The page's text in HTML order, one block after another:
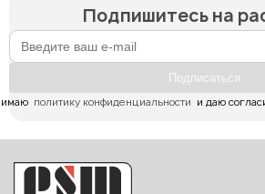
Подпишитесь на
Подпиcаться
политику конфиденциальности
и даю